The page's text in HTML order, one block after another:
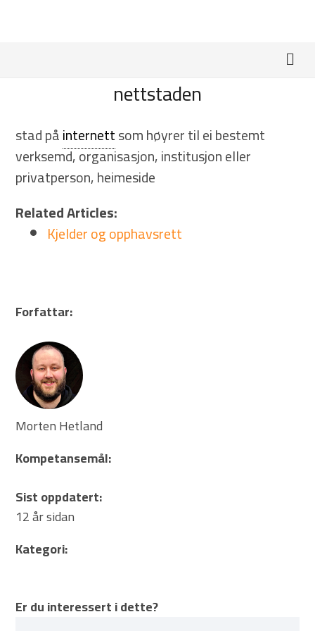
nettstaden
stad påinternettsom høyrer til ei bestemt
verksemd, organisasjon, institusjon eller
privatperson, heimeside
Related Articles:
Kjelder og opphavsrett
Sist oppdatert:
12 år sidan
Kategori:
Forfattar:
Morten Hetland
Kompetansemål:
Er du interessert i dette?